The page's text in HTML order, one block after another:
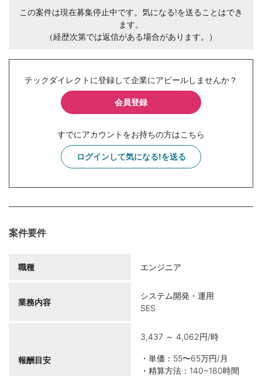
この案件は現在募集停止中です。気になる!を送ることはでき
ます。
（経歴次第では返信がある場合があります。）
テックダイレクトに登録して企業にアピールしませんか？
会員登録
すでにアカウントをお持ちの方はこちら
ログインして気になる!を送る
案件要件
職種 エンジニア
業務内容
システム開発・運用
SES
報酬目安
3,437 ～ 4,062円/時
・単価：55〜65万円/月
・精算方法：140~180時間